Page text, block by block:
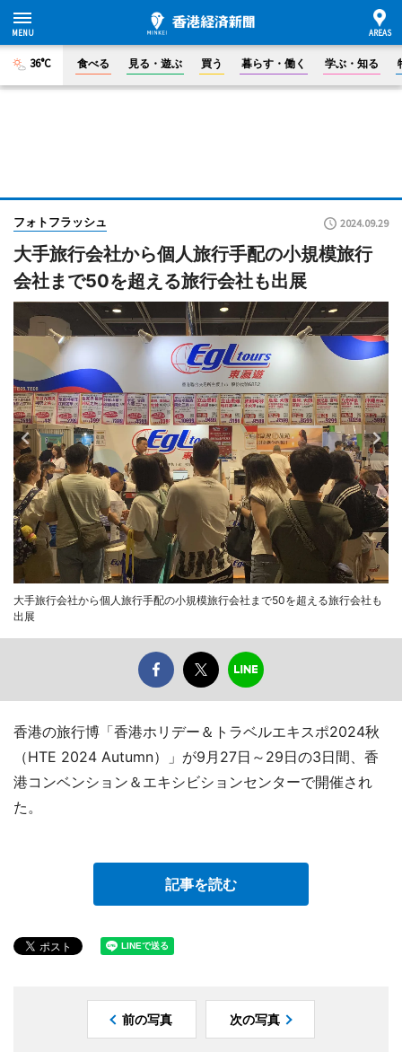
36°C 食べる 見る・遊ぶ 買う 暮らす・働く 学ぶ・知る
フォトフラッシュ 2024.09.29
大手旅行会社から個人旅行手配の小規模旅行
会社まで50を超える旅行会社も出展
大手旅行会社から個人旅行手配の小規模旅行会社まで50を超える旅行会社も
出展
香港の旅行博「香港ホリデー＆トラベルエキスポ2024秋
（HTE 2024 Autumn）」が9月27日～29日の3日間、香
港コンベンション＆エキシビションセンターで開催され
た。
記事を読む
前の写真 次の写真